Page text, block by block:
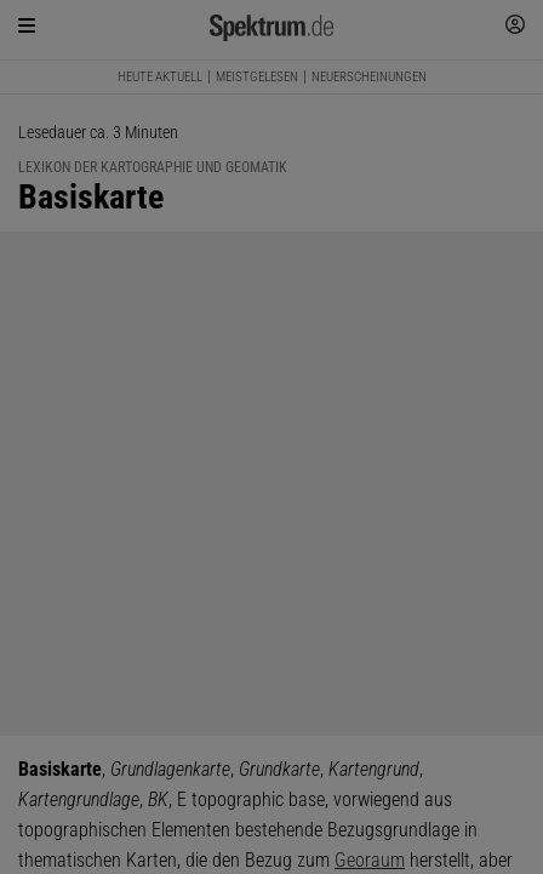
HEUTE AKTUELL MEISTGELESEN NEUERSCHEINUNGEN
Lesedauer ca. 3 Minuten
LEXIKON DER KARTOGRAPHIE UND GEOMATIK
:
Basiskarte
Basiskarte, Grundlagenkarte, Grundkarte, Kartengrund,
Kartengrundlage, BK, E topographic base, vorwiegend aus
topographischen Elementen bestehende Bezugsgrundlage in
thematischen Karten, die den Bezug zum Georaum herstellt, aber